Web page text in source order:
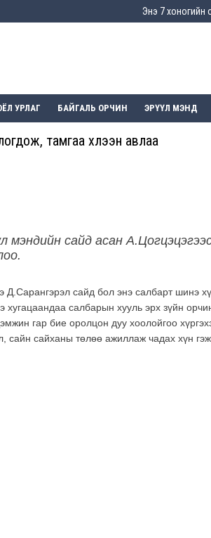
Энэ 7 хоногийн
УРЛАГ БАЙГАЛЬ ОРЧИН ЭРҮҮЛ МЭНД
тамгаа хүлээн авлаа
мэндийн сайд асан
Д.Сарангэрэл сайд бол энэ салбарт
салбарын хууль эрх зүйн
гар бие оролцон дуу хоолойгоо
сайханы төлөө ажиллаж чадах хүн